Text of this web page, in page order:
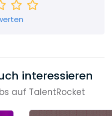
interessieren
auf TalentRocket